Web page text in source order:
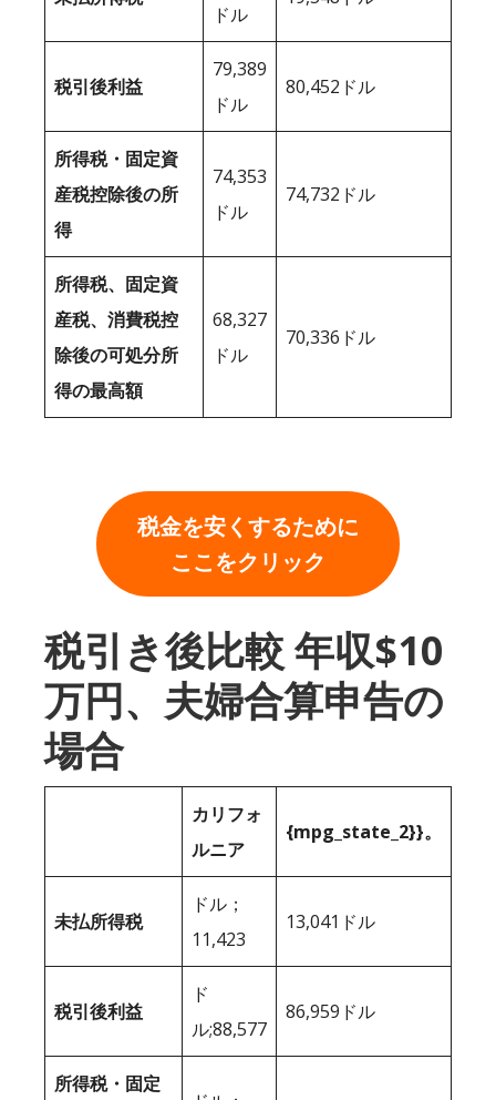
ドル
税引後利益
79,389
ドル
80,452ドル
所得税・固定資
産税控除後の所
得
74,353
ドル
74,732ドル
所得税、固定資
産税、消費税控
除後の可処分所
得の最高額
68,327
ドル
70,336ドル
税金を安くするために
ここをクリック
税引き後比較 年収$10
万円、夫婦合算申告の
場合
カリフォ
ルニア
{mpg_state_2}}。
未払所得税
ドル；
11,423
13,041ドル
税引後利益
ド
ル;88,577
86,959ドル
所得税・固定